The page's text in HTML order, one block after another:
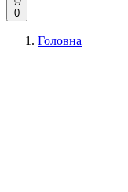
0
Головна